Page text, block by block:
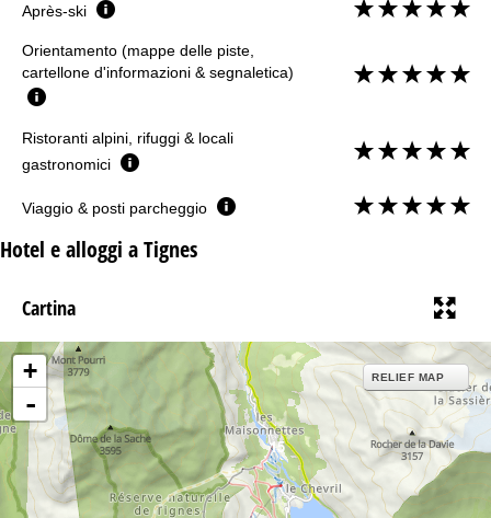
Après-ski
Orientamento (mappe delle piste,
cartellone d'informazioni & segnaletica)
Ristoranti alpini, rifuggi & locali
gastronomici
Viaggio & posti parcheggio
Hotel e alloggi a Tignes
Cartina
15
+
-
RELIEF MAP